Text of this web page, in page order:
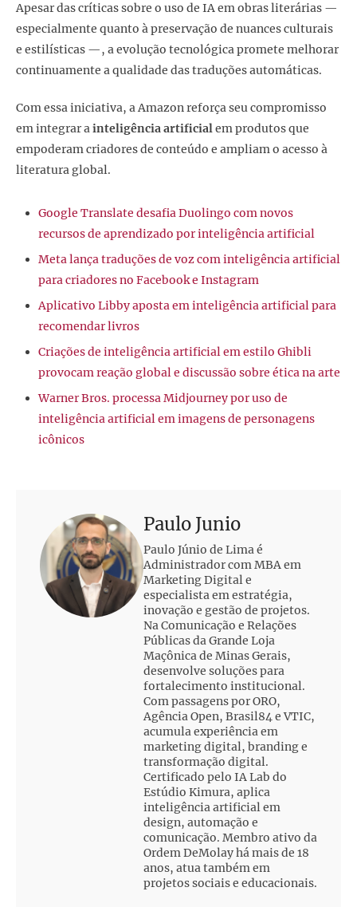
Apesar das críticas sobre o uso de IA em obras literárias —
especialmente quanto à preservação de nuances culturais
e estilísticas —, a evolução tecnológica promete melhorar
continuamente a qualidade das traduções automáticas.
Com essa iniciativa, a Amazon reforça seu compromisso
em integrar ainteligência artificialem produtos que
empoderam criadores de conteúdo e ampliam o acesso à
literatura global.
Google Translate desafia Duolingo com novos
recursos de aprendizado por inteligência artificial
Meta lança traduções de voz com inteligência artificial
para criadores no Facebook e Instagram
Aplicativo Libby aposta em inteligência artificial para
recomendar livros
Criações de inteligência artificial em estilo Ghibli
provocam reação global e discussão sobre ética na arte
Warner Bros. processa Midjourney por uso de
inteligência artificial em imagens de personagens
icônicos
Paulo Junio
Paulo Júnio de Lima é
Administrador com MBA em
Marketing Digital e
especialista em estratégia,
inovação e gestão de projetos.
Na Comunicação e Relações
Públicas da Grande Loja
Maçônica de Minas Gerais,
desenvolve soluções para
fortalecimento institucional.
Com passagens por ORO,
Agência Open, Brasil84 e VTIC,
acumula experiência em
marketing digital, branding e
transformação digital.
Certificado pelo IA Lab do
Estúdio Kimura, aplica
inteligência artificial em
design, automação e
comunicação. Membro ativo da
Ordem DeMolay há mais de 18
anos, atua também em
projetos sociais e educacionais.